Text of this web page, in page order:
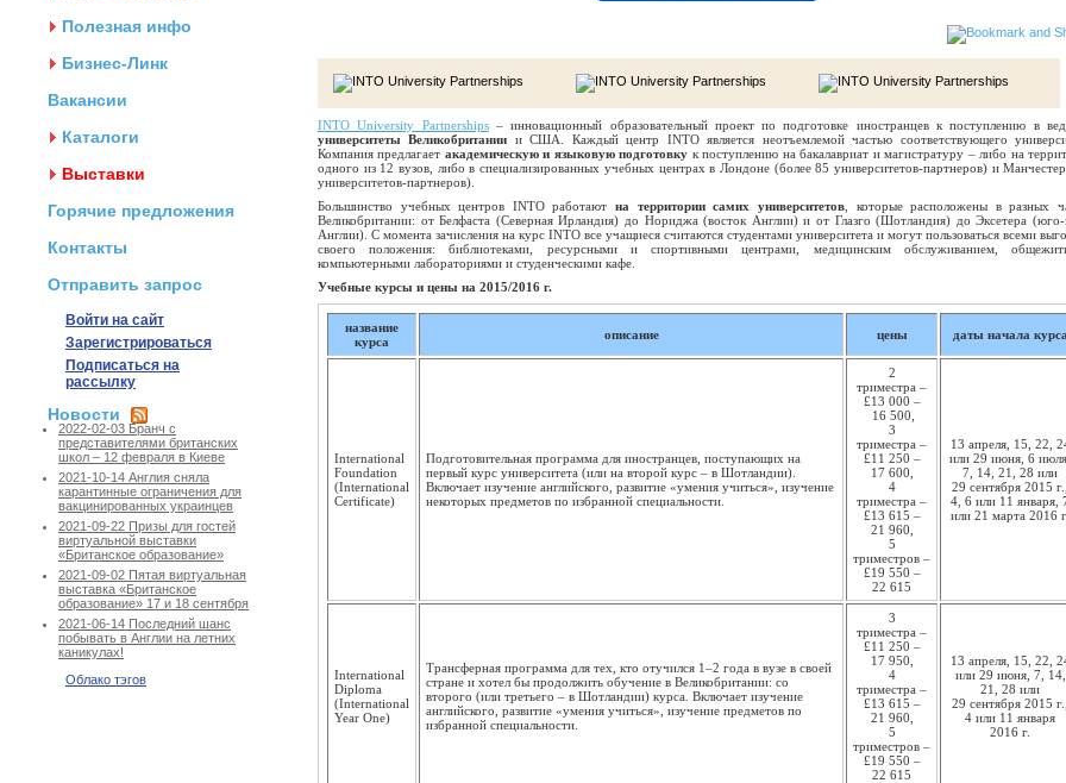
Полезная инфо
Бизнес-Линк
Вакансии
Каталоги
Выставки
Горячие предложения
Контакты
Отправить запрос
Войти на сайт
Зарегистрироваться
Подписаться на
рассылку
Новости
2022-02-03 Бранч с
представителями британских
школ – 12 февраля в Киеве
2021-10-14 Англия сняла
карантинные ограничения для
вакцинированных украинцев
2021-09-22 Призы для гостей
виртуальной выставки
«Британское образование»
2021-09-02 Пятая виртуальная
выставка «Британское
образование» 17 и 18 сентября
2021-06-14 Последний шанс
побывать в Англии на летних
каникулах!
Облако тэгов
INTO University Partnerships– инновационный образовательный проект по подготовке иностранцев к поступлению в
университеты Великобритании и США. Каждый центр INTO является неотъемлемой частью соответствующего
Компания предлагает академическую и языковую подготовку к поступлению на бакалавриат и магистратуру – либо на
одного из 12 вузов, либо в специализированных учебных центрах в Лондоне (более 85 университетов-партнеров) и
университетов-партнеров).
Большинство учебных центров INTO работают на территории самих университетов, которые расположены в разных
Великобритании: от Белфаста (Северная Ирландия) до Нориджа (восток Англии) и от Глазго (Шотландия) до Эксетера (юго-
Англии). С момента зачисления на курс INTO все учащиеся считаются студентами университета и могут пользоваться всеми
своего положения: библиотеками, ресурсными и спортивными центрами, медицинским обслуживанием,
компьютерными лабораториями и студенческими кафе.
Учебные курсы и цены на 2015/2016 г.
название
курса
описание цены даты начала курса
International
Foundation
(International
Certificate)
Подготовительная программа для иностранцев, поступающих на
первый курс университета (или на второй курс – в Шотландии).
Включает изучение английского, развитие «умения учиться», изучение
некоторых предметов по избранной специальности.
2
триместра –
£13 000 –
16 500,
3
триместра –
£11 250 –
17 600,
4
триместра –
£13 615 –
21 960,
5
триместров –
£19 550 –
22 615
13 апреля, 15, 22,
или 29 июня, 6 июля,
7, 14, 21, 28 или
29 сентября 2015 г.,
4, 6 или 11 января,
или 21 марта 2016 г.
International
Diploma
(International
Year One)
Трансферная программа для тех, кто отучился 1–2 года в вузе в своей
стране и хотел бы продолжить обучение в Великобритании: со
второго (или третьего – в Шотландии) курса. Включает изучение
английского, развитие «умения учиться», изучение предметов по
избранной специальности.
3
триместра –
£11 250 –
17 950,
4
триместра –
£13 615 –
21 960,
5
триместров –
£19 550 –
22 615
13 апреля, 15, 22,
или 29 июня, 7, 14,
21, 28 или
29 сентября 2015 г.,
4 или 11 января
2016 г.